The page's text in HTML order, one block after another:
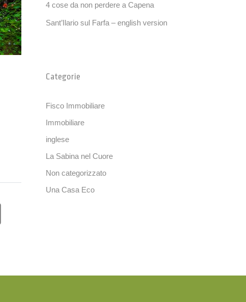
4 cose da non perdere a Capena
Sant’Ilario sul Farfa – english version
Categorie
Fisco Immobiliare
Immobiliare
inglese
La Sabina nel Cuore
Non categorizzato
Una Casa Eco